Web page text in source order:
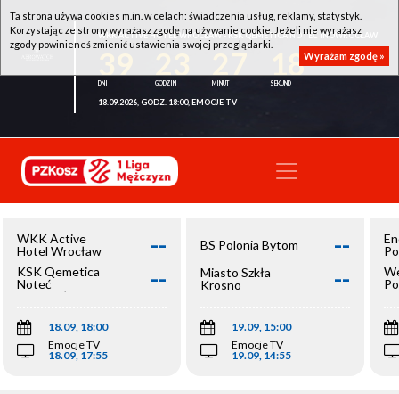
WKK ACTIVE HOTEL WROCŁAW - KSK QEMETICA NOTEĆ INOWROCŁAW
18
18.09.2026, GODZ. 18:00, EMOCJE TV
WKK Active
Hotel Wrocław
--
KSK Qemetica
Noteć
Inowrocław
--
18.09, 18:00
Emocje TV
18.09, 17:55
BS Polonia Bytom --
Miasto Szkła
Krosno
--
19.09, 15:00
Emocje TV
19.09, 14:55
Ta strona używa cookies m.in. w celach: świadczenia usług, reklamy, statystyk.
Korzystając ze strony wyrażasz zgodę na używanie cookie. Jeżeli nie wyrażasz
zgody powinieneś zmienić ustawienia swojej przeglądarki.
Wyrażam zgodę »